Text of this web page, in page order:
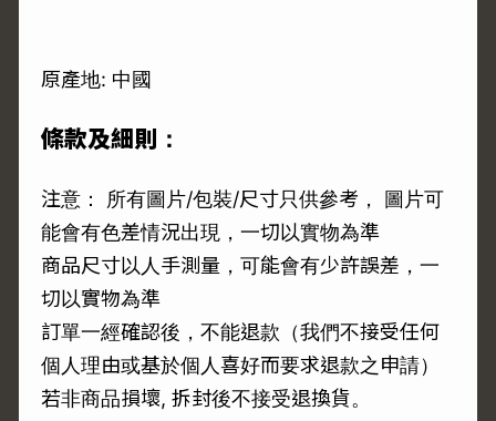
原產地: 中國
條款及細則：
注意： 所有圖片/包裝/尺寸只供參考， 圖片可
能會有色差情況出現，一切以實物為準
商品尺寸以人手測量，可能會有少許誤差，一
切以實物為準
訂單一經確認後，不能退款（我們不接受任何
個人理由或基於個人喜好而要求退款之申請）
若非商品損壞, 拆封後不接受退換貨。